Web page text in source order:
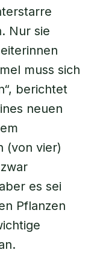
Nur sie
muss sich
berichtet
neuen
(von vier)
es sei
Pflanzen